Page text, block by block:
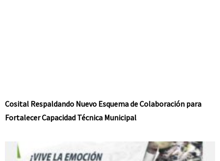
Cosital Respaldando Nuevo Esquema de Colaboración para
Fortalecer Capacidad Técnica Municipal